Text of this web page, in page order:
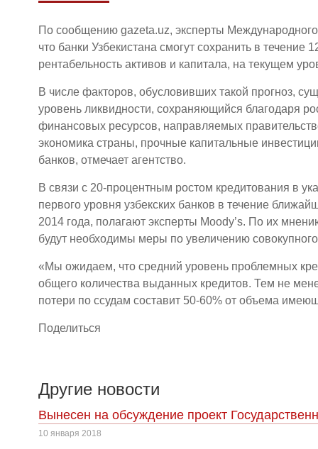
По сообщению gazeta.uz, эксперты Международного
что банки Узбекистана смогут сохранить в течение
рентабельность активов и капитала, на текущем
В числе факторов, обусловивших такой прогноз,
уровень ликвидности, сохраняющийся благодаря
финансовых ресурсов, направляемых
экономика страны, прочные капитальные
банков, отмечает агентство.
В связи с 20-процентным ростом кредитования в
первого уровня узбекских банков в течение
2014 года, полагают эксперты Moody’s. По их
будут необходимы меры по увеличению
«Мы ожидаем, что средний уровень проблемных
общего количества выданных кредитов. Тем не
потери по ссудам составит 50-60% от объема
Поделиться
Другие новости
Вынесен на обсуждение проект
10 января 2018